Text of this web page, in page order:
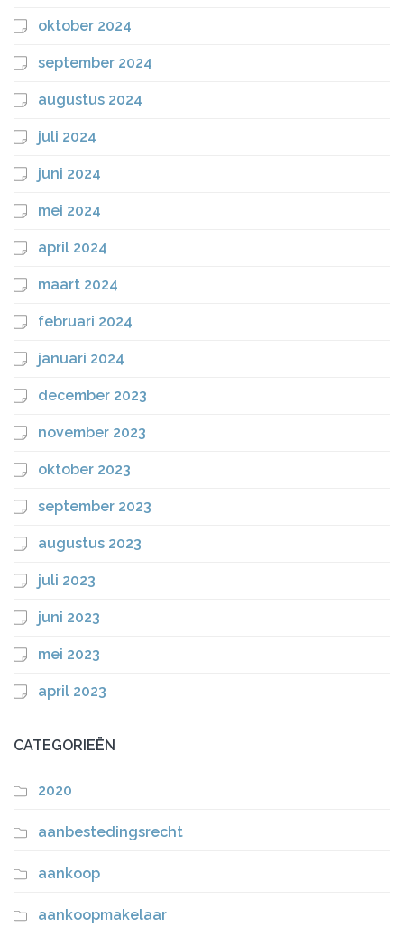
oktober 2024
september 2024
augustus 2024
juli 2024
juni 2024
mei 2024
april 2024
maart 2024
februari 2024
januari 2024
december 2023
november 2023
oktober 2023
september 2023
augustus 2023
juli 2023
juni 2023
mei 2023
april 2023
CATEGORIEËN
2020
aanbestedingsrecht
aankoop
aankoopmakelaar